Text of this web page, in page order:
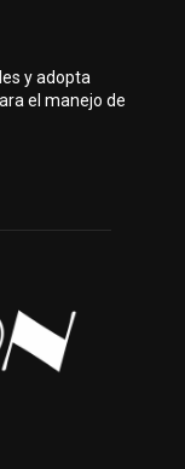
y adopta
el manejo de